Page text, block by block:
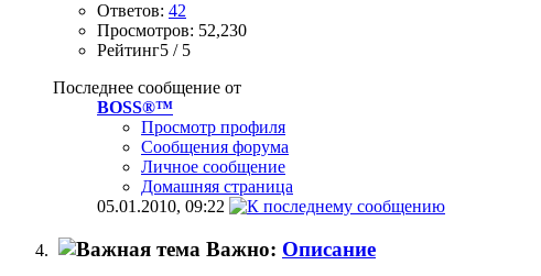
Ответов: 42
Просмотров: 52,230
Рейтинг5 / 5
Последнее сообщение от
BOSS®™
Просмотр профиля
Сообщения форума
Личное сообщение
Домашняя страница
05.01.2010, 09:22
Важно: Описание